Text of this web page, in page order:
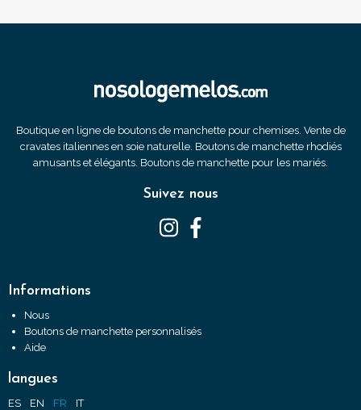
Boutique en ligne de boutons de manchette pour chemises. Vente de
cravates italiennes en soie naturelle. Boutons de manchette rhodiés
amusants et élégants. Boutons de manchette pour les mariés.
Suivez nous
Informations
Nous
Boutons de manchette personnalisés
Aide
langues
ES EN FR IT